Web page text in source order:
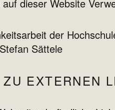
auf dieser Website
der
Sättele
EXTERNEN